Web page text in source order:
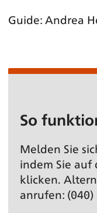
Guide: Andrea
So
Melden Sie
indem Sie
klicken.
anrufen: (040)